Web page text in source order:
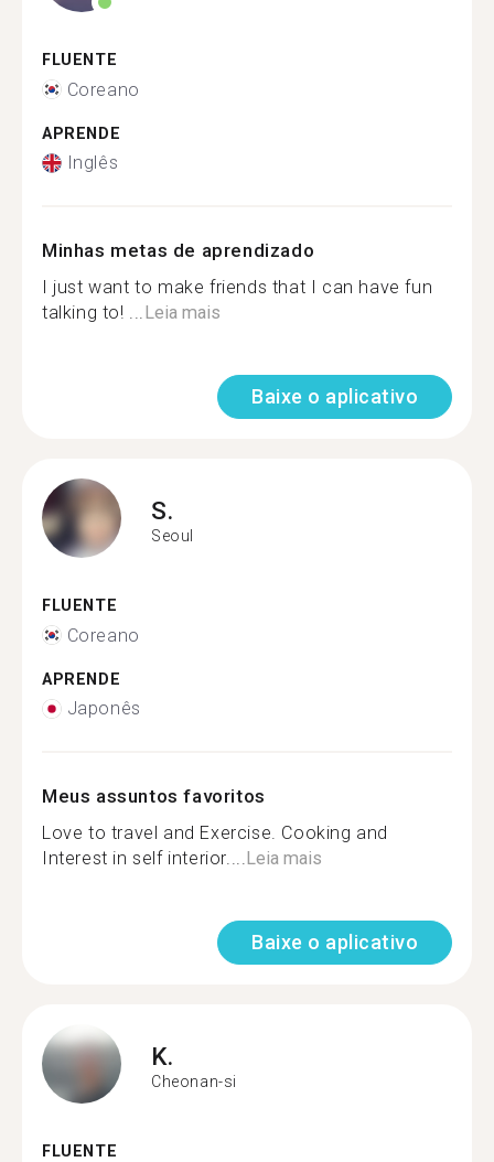
FLUENTE
Coreano
APRENDE
Inglês
Minhas metas de aprendizado
I just want to make friends that I can have fun
talking to! ...Leia mais
Baixe o aplicativo
S.
Seoul
FLUENTE
Coreano
APRENDE
Japonês
Meus assuntos favoritos
Love to travel and Exercise. Cooking and
Interest in self interior....Leia mais
Baixe o aplicativo
K.
Cheonan-si
FLUENTE